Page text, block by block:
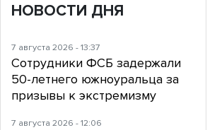
НОВОСТИ ДНЯ
7 августа 2026 - 13:37
Сотрудники ФСБ задержали
50-летнего южноуральца за
призывы к экстремизму
7 августа 2026 - 12:06